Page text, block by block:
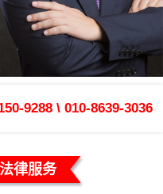
9288 \ 010-8639-3036
律服务